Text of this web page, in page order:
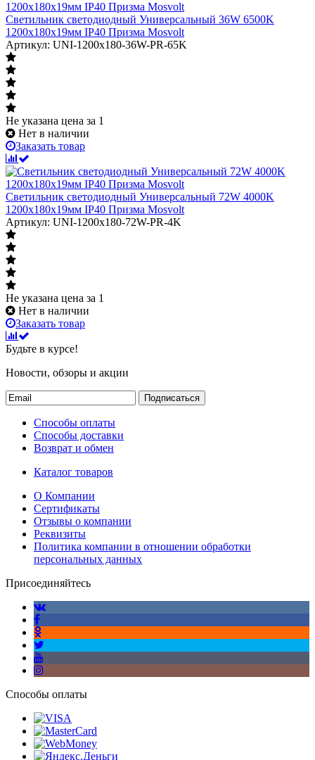
Светильник светодиодный Универсальный 36W 6500K
1200х180х19мм IP40 Призма Mosvolt
Артикул: UNI-1200x180-36W-PR-65K
Не указана цена за 1
Нет в наличии
Заказать товар
Светильник светодиодный Универсальный 72W 4000K
1200х180х19мм IP40 Призма Mosvolt
Артикул: UNI-1200x180-72W-PR-4K
Не указана цена за 1
Нет в наличии
Заказать товар
Будьте в курсе!
Новости, обзоры и акции
Подписаться
Способы оплаты
Способы доставки
Возврат и обмен
Каталог товаров
О Компании
Сертификаты
Отзывы о компании
Реквизиты
Политика компании в отношении обработки
персональных данных
Присоединяйтесь
Способы оплаты